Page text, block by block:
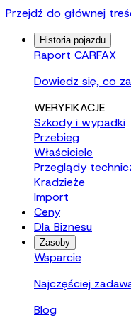
Przejdź do głównej
Historia pojazdu
Raport CARFAX
Dowiedz się, co
WERYFIKACJE
Szkody i wypadki
Przebieg
Właściciele
Przeglądy
Kradzieże
Import
Ceny
Dla Biznesu
Zasoby
Wsparcie
Najczęściej
Blog